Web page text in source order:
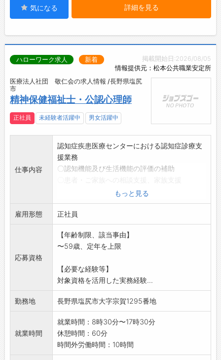
気になる 詳細を見る
掲載開始日:2026/08/05
情報提供元：松本公共職業安定所
ハローワーク求人 新着
医療法人社団 敬仁会の求人情報 /長野県塩尻
市
精神保健福祉士・公認心理師
正社員 未経験者活躍中 男女活躍中
仕事内容
認知症疾患医療センターにおける認知症診療支
援業務
〇認知機能及び生活機能の評価の補助
〇地域(ケアマネジャー、介護事業所、行政機
関、家族会等)との
連携・調整
〇診療に伴う記録作成等の事務業務の補助
〇神経心理学的検査(MMSE、HDS-R等の高齢
者総合機能評
変更範囲:法人が定める業務
もっと見る
雇用形態 正社員
応募資格
【年齢制限、該当事由】
〜59歳、定年を上限
【必要な経験等】
対象資格を活用した実務経験...
勤務地 長野県塩尻市大字宗賀1295番地
就業時間
就業時間：8時30分〜17時30分
休憩時間：60分
時間外労働時間：10時間